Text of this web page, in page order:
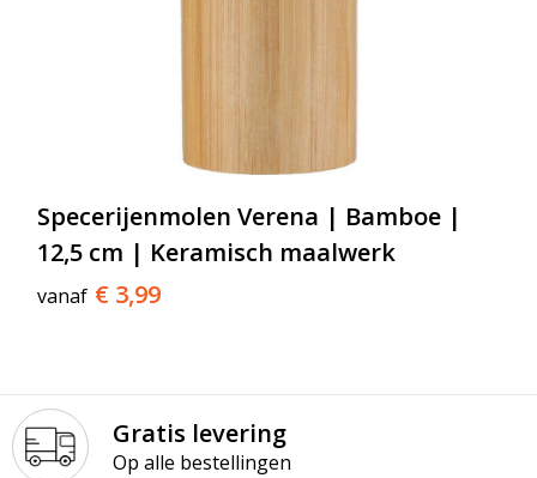
Specerijenmolen Verena | Bamboe |
12,5 cm | Keramisch maalwerk
vanaf € 3,99
Gratis levering
Op alle bestellingen